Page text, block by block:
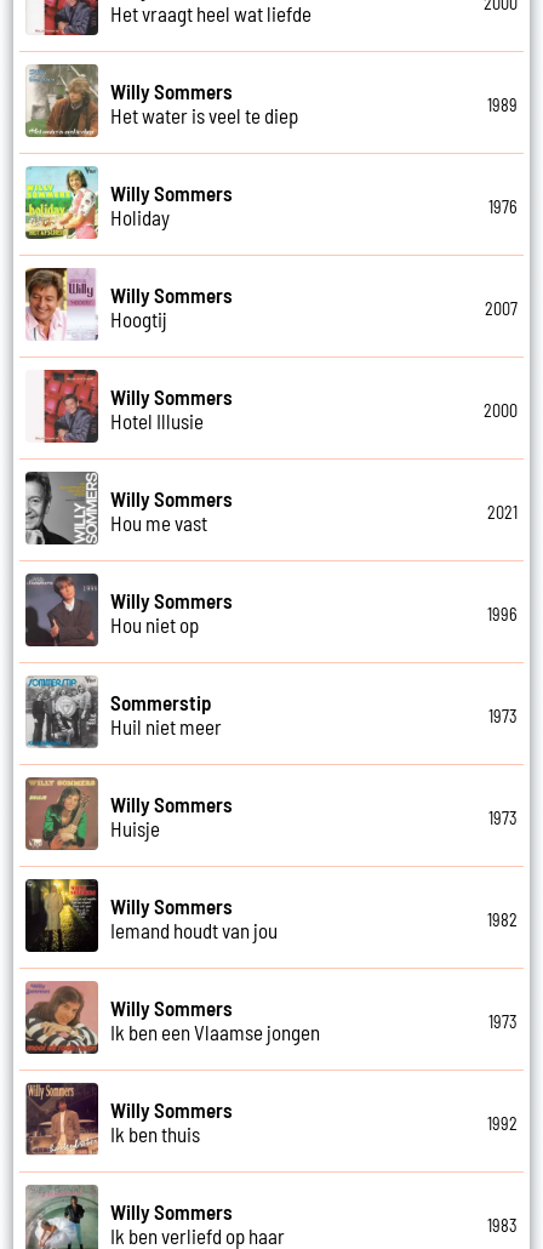
Het vraagt heel wat liefde
Willy Sommers
Het water is veel te diep
1989
Willy Sommers
Holiday
1976
Willy Sommers
Hoogtij
2007
Willy Sommers
Hotel Illusie
2000
Willy Sommers
Hou me vast
2021
Willy Sommers
Hou niet op
1996
Sommerstip
Huil niet meer
1973
Willy Sommers
Huisje
1973
Willy Sommers
Iemand houdt van jou
1982
Willy Sommers
Ik ben een Vlaamse jongen
1973
Willy Sommers
Ik ben thuis
1992
Willy Sommers
Ik ben verliefd op haar
1983